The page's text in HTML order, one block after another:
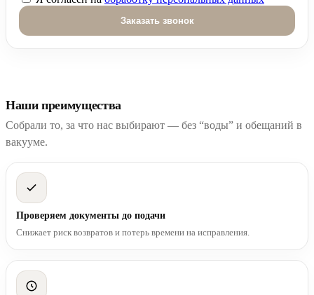
Оставьте это поле пустым.
Наши преимущества
Собрали то, за что нас выбирают — без “воды” и обещаний в
вакууме.
Проверяем документы до подачи
Снижает риск возвратов и потерь времени на исправления.